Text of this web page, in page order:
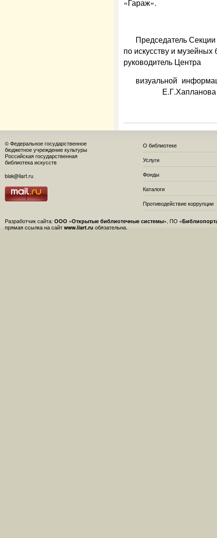
«Гараж».
Председатель Секции
по искусству и
руководитель Центра
© Федеральное государственное
бюджетное учреждение культуры
Российская государственная
библиотека искусств
bisk@liart.ru
О библиотеке
Услуги
Фонды
Каталоги
Противодействие коррупции
Разработчик сайта: ООО «Открытые библиотечные системы», ПО
прямая ссылка на сайт www.liart.ru обязательна.